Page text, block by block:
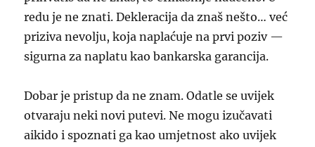
redu je ne znati. Dekleracija da znaš nešto… već
priziva nevolju, koja naplaćuje na prvi poziv —
sigurna za naplatu kao bankarska garancija.
Dobar je pristup da ne znam. Odatle se uvijek
otvaraju neki novi putevi. Ne mogu izučavati
aikido i spoznati ga kao umjetnost ako uvijek